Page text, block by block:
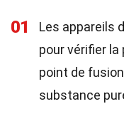
01
Les appareils
pour vérifier
point de
substance